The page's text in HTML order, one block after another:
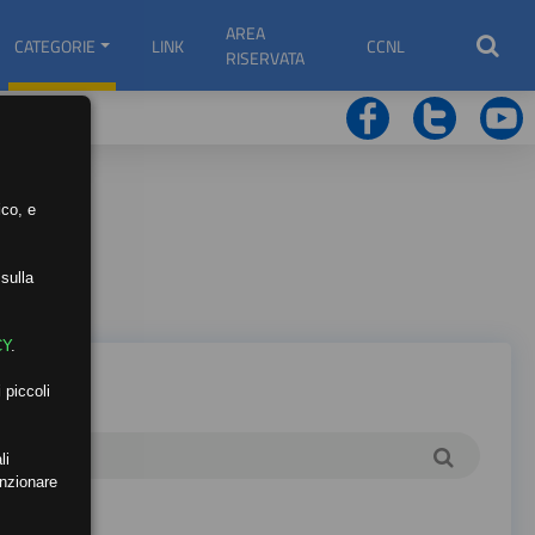
CATEGORIE LINK
AREA
RISERVATA
CCNL
e
.
piccoli